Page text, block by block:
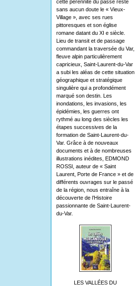
cette pérennité du passé reste
sans aucun doute le « Vieux-
Village », avec ses rues
pittoresques et son église
romane datant du XI e siècle.
Lieu de transit et de passage
commandant la traversée du Var,
fleuve alpin particulièrement
capricieux, Saint-Laurent-du-Var
a subi les aléas de cette situation
géographique et stratégique
singulière qui a profondément
marqué son destin. Les
inondations, les invasions, les
épidémies, les guerres ont
rythmé au long des siècles les
étapes successives de la
formation de Saint-Laurent-du-
Var. Grâce à de nouveaux
documents et à de nombreuses
illustrations inédites, EDMOND
ROSSI, auteur de « Saint
Laurent, Porte de France » et de
différents ouvrages sur le passé
de la région, nous entraîne à la
découverte de l’Histoire
passionnante de Saint-Laurent-
du-Var.
LES VALLÉES DU